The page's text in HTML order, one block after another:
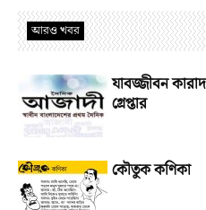
আরও খবর
যাবজ্জীবন
গ্রেপ্তার
কৌতুক কণিকা